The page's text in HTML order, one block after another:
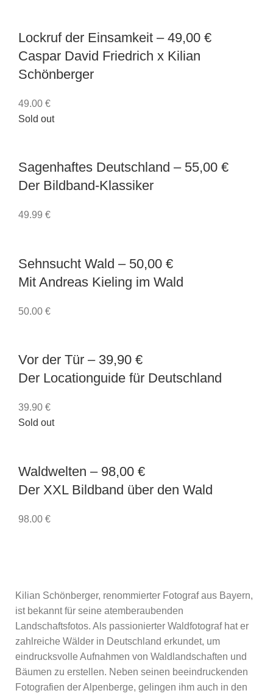
Lockruf der Einsamkeit – 49,00 €
Caspar David Friedrich x Kilian
Schönberger
49.00 €
Sold out
Sagenhaftes Deutschland – 55,00 €
Der Bildband-Klassiker
49.99 €
Sehnsucht Wald – 50,00 €
Mit Andreas Kieling im Wald
50.00 €
Vor der Tür – 39,90 €
Der Locationguide für Deutschland
39.90 €
Sold out
Waldwelten – 98,00 €
Der XXL Bildband über den Wald
98.00 €
Kilian Schönberger, renommierter Fotograf aus Bayern,
ist bekannt für seine atemberaubenden
Landschaftsfotos. Als passionierter Waldfotograf hat er
zahlreiche Wälder in Deutschland erkundet, um
eindrucksvolle Aufnahmen von Waldlandschaften und
Bäumen zu erstellen. Neben seinen beeindruckenden
Fotografien der Alpenberge, gelingen ihm auch in den